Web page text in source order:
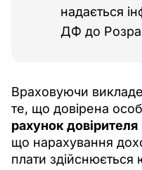
надається
ДФ до
Враховуючи
те, що довірена
рахунок довірителя
що нарахування
плати